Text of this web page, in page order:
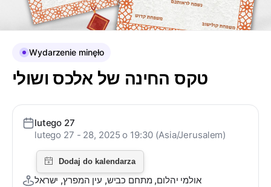
Wydarzenie minęło
טקס החינה של אלכס ושולי
lutego 27
lutego 27 - 28, 2025 o 19:30 (Asia/Jerusalem)
אולמי יהלום, מתחם כביש, עין המפרץ, ישראל